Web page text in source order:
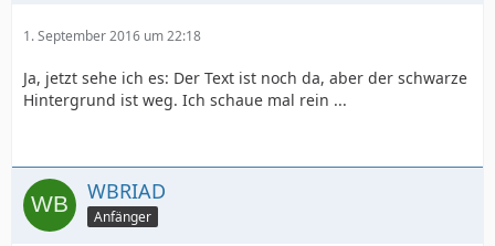
1. September 2016 um 22:18
Ja, jetzt sehe ich es: Der Text ist noch da, aber der schwarze
Hintergrund ist weg. Ich schaue mal rein ...
WBRIAD
Anfänger